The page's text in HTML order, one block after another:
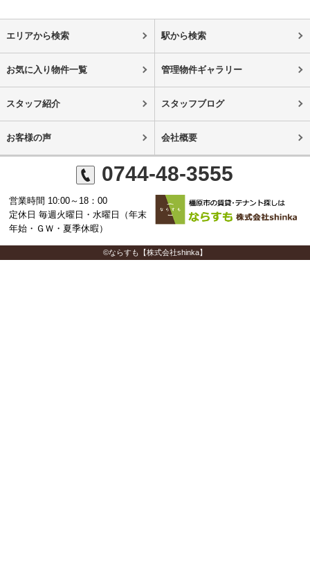
エリアから検索 駅から検索
お気に入り物件一覧 管理物件ギャラリー
スタッフ紹介 スタッフブログ
お客様の声 会社概要
0744-48-3555
営業時間 10:00～18：00
定休日 毎週火曜日・水曜日（年末
年始・ＧＷ・夏季休暇）
©ならすも【株式会社shinka】